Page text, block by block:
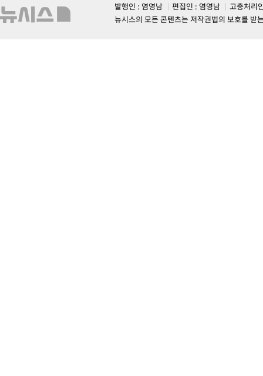
발행인 : 염영남
편집인 : 염영남
고충처리
뉴시스의 모든 콘텐츠는 저작권법의 보호를